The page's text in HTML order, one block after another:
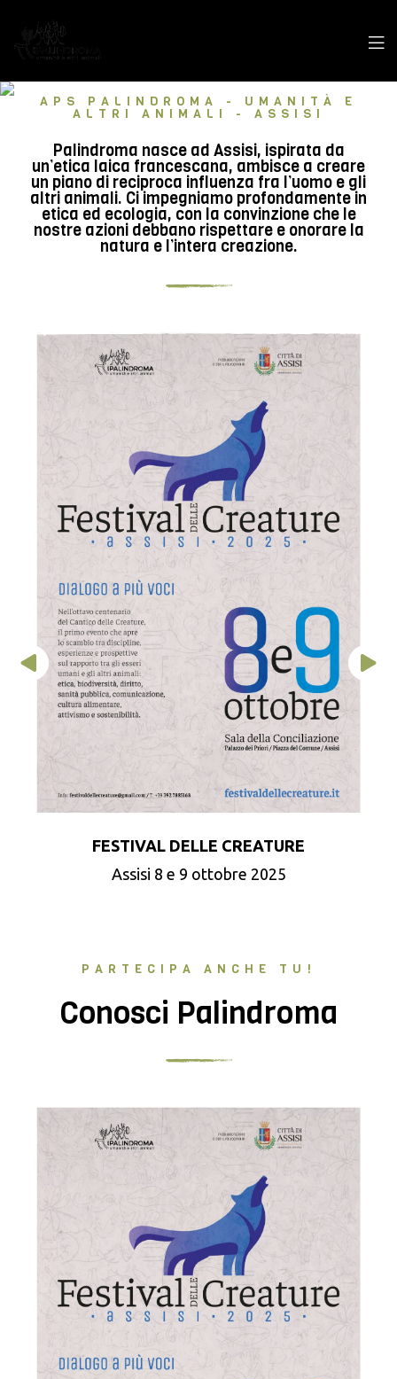
APS PALINDROMA - UMANITÀ E
ALTRI ANIMALI - ASSISI
Palindroma nasce ad Assisi, ispirata da
un’etica laica francescana, ambisce a creare
un piano di reciproca influenza fra l’uomo e gli
altri animali. Ci impegniamo profondamente in
etica ed ecologia, con la convinzione che le
nostre azioni debbano rispettare e onorare la
natura e l’intera creazione.
FESTIVAL DELLE CREATURE
Assisi 8 e 9 ottobre 2025
PARTECIPA ANCHE TU!
Conosci Palindroma